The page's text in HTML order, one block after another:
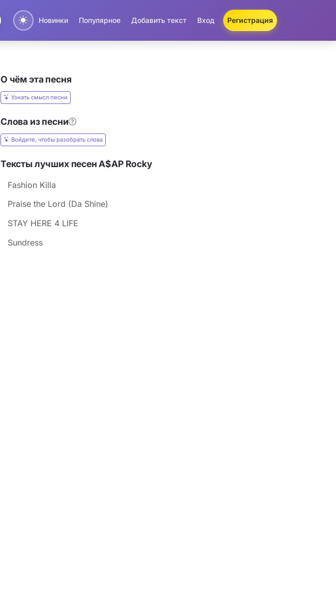
Новинки Популярное Добавить текст Вход Регистрация
О чём эта песня
Узнать смысл песни
Слова из песни
Войдите, чтобы разобрать слова
Тексты лучших песен A$AP Rocky
Fashion Killa
Praise the Lord (Da Shine)
STAY HERE 4 LIFE
Sundress